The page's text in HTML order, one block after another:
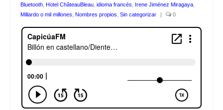
Bluetooth Hotel ChâteauBleau idioma francés Irene Jiménez Miragaya
Millardo o mil millones Nombres propios Sin categorizar | 0